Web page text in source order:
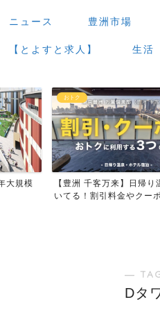
ニュース 豊洲市場
【とよすと求人】 生活
大規模
おトク
【豊洲 千客万来】日帰り
いてる！割引料金やクーポ
―
Dタ